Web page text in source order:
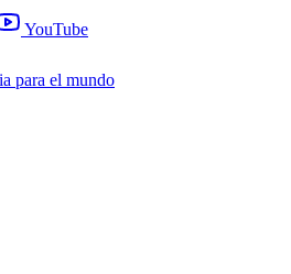
YouTube
para el mundo